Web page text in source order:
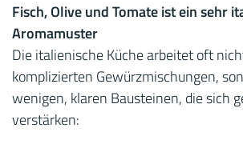
Fisch, Olive und Tomateist ein sehr
Aromamuster
Die italienische Küche arbeitet oft
komplizierten Gewürzmischungen,
wenigen, klaren Bausteinen, die sich
verstärken: